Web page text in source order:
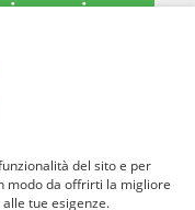
in coppia
con i miei
loro del sito e per
modo da offrirti la migliore
tue esigenze.